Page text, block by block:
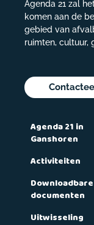
Agenda 21 zal
komen aan de
gebied van
ruimten, cultuur,
Agenda 21 in
Ganshoren
Activiteiten
Downloadbare
documenten
Uitwisseling